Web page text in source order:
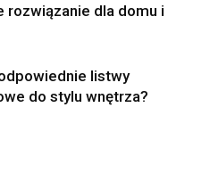
rozwiązanie dla domu i
listwy
do stylu wnętrza?